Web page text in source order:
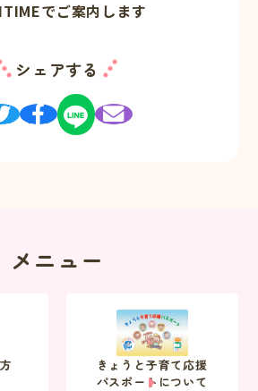
でご案内します
シェアする
メニュー
きょうと子育て応援
パスポートについて